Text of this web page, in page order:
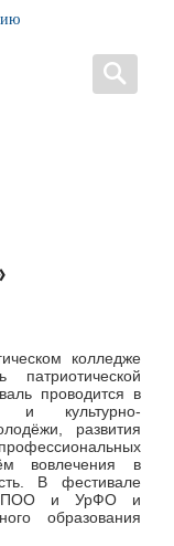
колледже
патриотической
проводится в
и культурно-
развития
вовлечения в
В фестивале
ПОО и УрФО и
образования